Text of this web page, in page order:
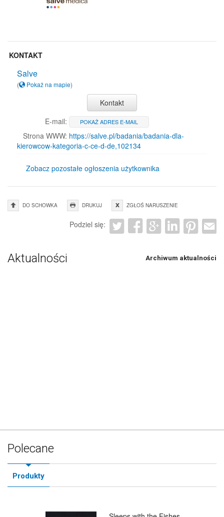
KONTAKT
Salve
( Pokaż na mapie)
Kontakt
E-mail:
POKAŻ ADRES E-MAIL
Strona WWW: https://salve.pl/badania/badania-dla-
kierowcow-kategoria-c-ce-d-de,102134
Zobacz pozostałe ogłoszenia użytkownika
DO SCHOWKA DRUKUJ ZGŁOŚ NARUSZENIE
Podziel się:
Aktualności Archiwum aktualności
Polecane
Produkty